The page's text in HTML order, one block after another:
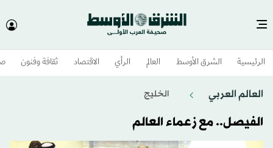
الرئيسية الشرق الأوسط​ العالم الرأي الاقتصاد ثقافة وفنون
العالم العربي الخليج
الفيصل.. مع زعماء العالم